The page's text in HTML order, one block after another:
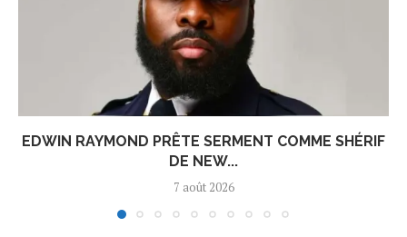
EDWIN RAYMOND PRÊTE SERMENT COMME SHÉRIF
DE NEW...
7 août 2026